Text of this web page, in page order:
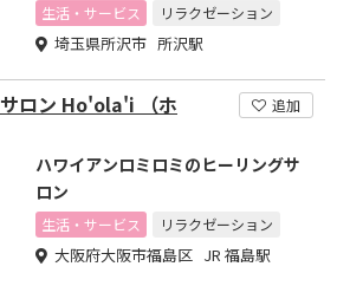
生活・サービス リラクゼーション
埼玉県所沢市 所沢駅
ロン Ho'ola'i （ホ
追加
ハワイアンロミロミのヒーリングサ
ロン
生活・サービス リラクゼーション
大阪府大阪市福島区 JR 福島駅